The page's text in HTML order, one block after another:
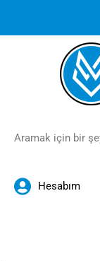
1000 TL ve
Hesabım